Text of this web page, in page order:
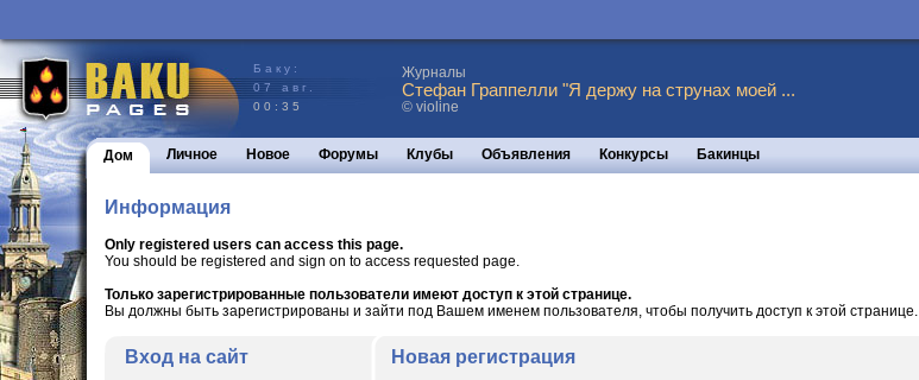
Баку:
07 авг.
00:35
Журналы
Стефан Граппелли "Я держу на струнах моей ...
© violine
Дом Личное Новое Форумы Клубы Объявления Конкурсы Бакинцы
Информация
Only registered users can access this page.
You should be registered and sign on to access requested page.
Только зарегистрированные пользователи имеют доступ к этой странице.
Вы должны быть зарегистрированы и зайти под Вашем именем пользователя, чтобы получить доступ к этой странице.
Вход на сайт Новая регистрация